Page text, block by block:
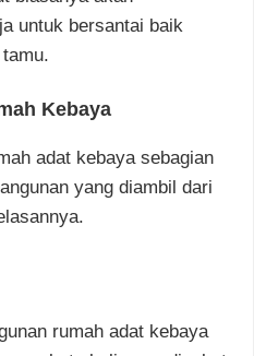
untuk bersantai baik
Kebaya
adat kebaya sebagian
yang diambil dari
rumah adat kebaya